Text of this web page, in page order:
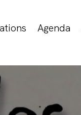
Agenda